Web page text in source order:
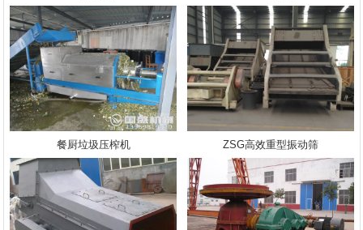
餐厨垃圾压榨机 ZSG高效重型振动筛